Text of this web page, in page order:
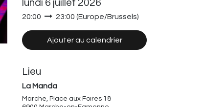
lundi 6 juillet 2026
20:00 23:00 (Europe/Brussels)
Ajouter au calendrier
Lieu
La Manda
Marche, Place aux Foires 18